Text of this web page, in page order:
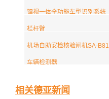
镭视一体全功能车型识别系统
栏杆臂
机场自助安检核验闸机SA-B81
车辆检测器
相关德亚新闻